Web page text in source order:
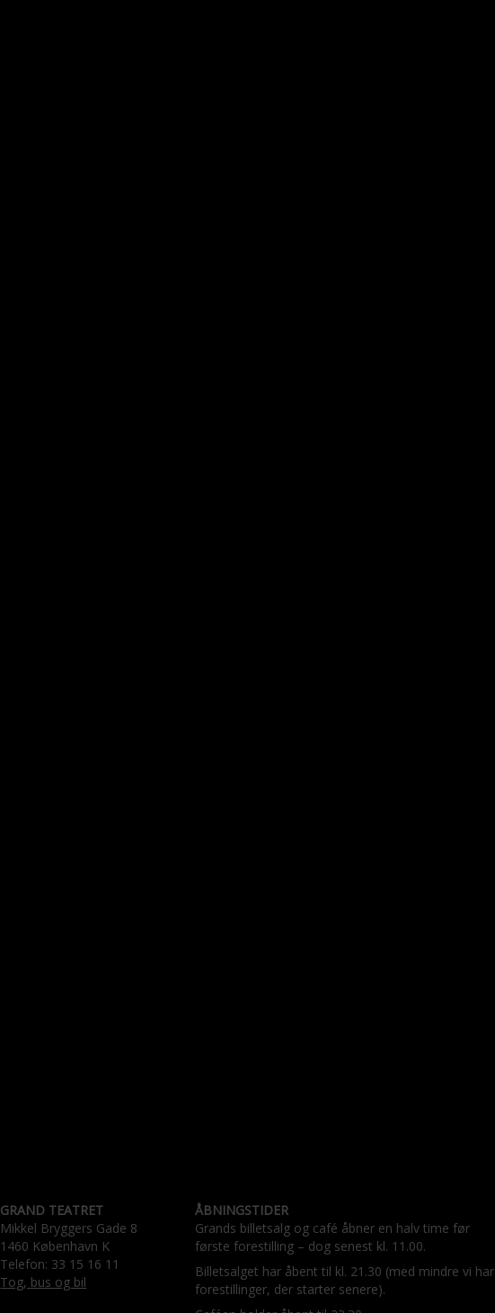
GRAND TEATRET
Mikkel Bryggers Gade 8
1460 København K
Telefon: 33 15 16 11
Tog, bus og bil
ÅBNINGSTIDER
Grands billetsalg og café åbner en halv time før
første forestilling – dog senest kl. 11.00.
Billetsalget har åbent til kl. 21.30 (med mindre vi har
forestillinger, der starter senere).